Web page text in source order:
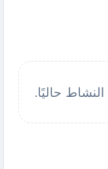
حاليًا.